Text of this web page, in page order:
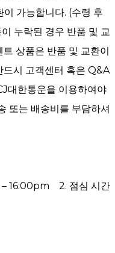
가능합니다. (수령 후
누락된 경우 반품 및 교
상품은 반품 및 교환이
시 고객센터 혹은 Q&A
대한통운을 이용하여야
또는 배송비를 부담하셔
– 16:00pm 2. 점심 시간